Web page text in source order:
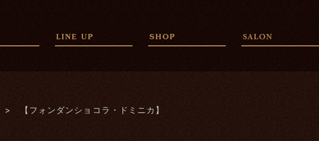
> 【フォンダンショコラ・ドミニカ】